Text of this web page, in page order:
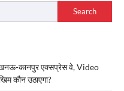
Search
कानपुर एक्सप्रेस वे, Video
कौन उठाएगा?